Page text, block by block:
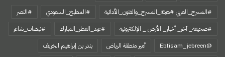
#المسرح_العربي #هيئة_المسرح_والفنون_الأدائية
#المطبخ_السعودي
#النصر
#صحيفة_ آخر_ أخبار_ الأرض _ الإلكترونية
#عيد_الفطر_المبارك
#نبضات_شاعر
@Ebtisam_jebreen
أمير منطقة الرياض
بندر بن إبراهيم الخريف